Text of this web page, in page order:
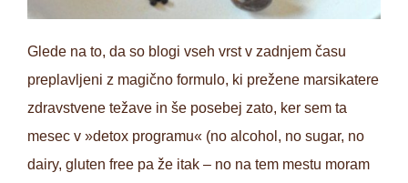
Glede na to, da so blogi vseh vrst v zadnjem času
preplavljeni z magično formulo, ki prežene marsikatere
zdravstvene težave in še posebej zato, ker sem ta
mesec v »detox programu« (no alcohol, no sugar, no
dairy, gluten free pa že itak – no na tem mestu moram